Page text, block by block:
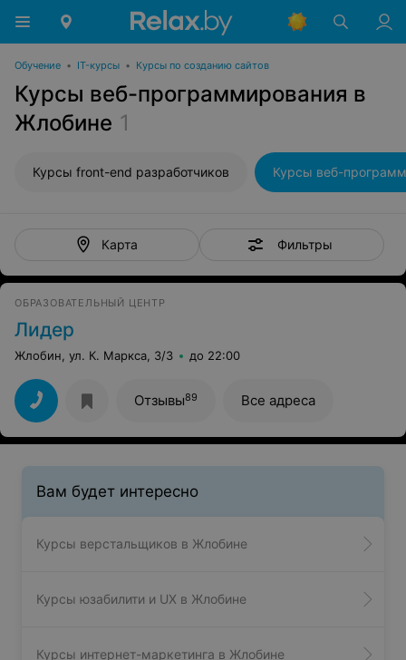
Обучение • IT-курсы • Курсы по созданию сайтов
Курсы веб-программирования в
Жлобине 1
Курсы front-end разработчиков Курсы веб-
Карта Фильтры
ОБРАЗОВАТЕЛЬНЫЙ ЦЕНТР
Лидер
Жлобин, ул. К. Маркса, 3/3 до 22:00
Отзывы89 Все адреса
Вам будет интересно
Курсы верстальщиков в Жлобине
Курсы юзабилити и UX в Жлобине
Курсы интернет-маркетинга в Жлобине